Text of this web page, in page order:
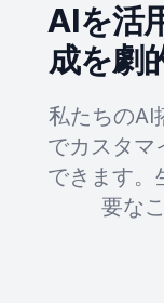
AIを活
成を劇
私たちのAI
でカスタマ
できます。
要な